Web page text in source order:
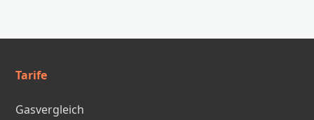
Tarife
Gasvergleich